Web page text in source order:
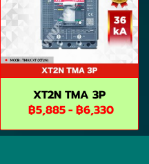
XT2N TMA 3P
฿5,885-฿6,330